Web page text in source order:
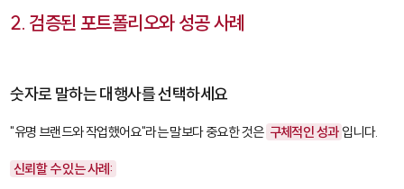
2. 검증된 포트폴리오와 성공 사례
숫자로 말하는 대행사를 선택하세요
"유명 브랜드와 작업했어요"라는 말보다 중요한 것은 구체적인 성과 입니다.
신뢰할 수 있는 사례: